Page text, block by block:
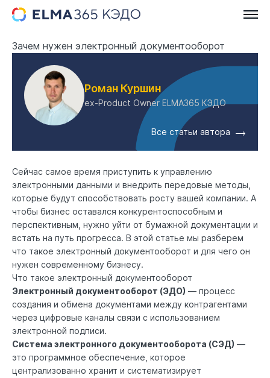
Зачем нужен электронный документооборот
Роман Куршин
ex-Product Owner ELMA365 КЭДО
Все статьи автора
Сейчас самое время приступить к управлению
электронными данными и внедрить передовые методы,
которые будут способствовать росту вашей компании. А
чтобы бизнес оставался конкурентоспособным и
перспективным, нужно уйти от бумажной документации и
встать на путь прогресса. В этой статье мы разберем
что такое электронный документооборот и для чего он
нужен современному бизнесу.
Что такое электронный документооборот
Электронный документооборот (ЭДО) — процесс
создания и обмена документами между контрагентами
через цифровые каналы связи с использованием
электронной подписи.
Система электронного документооборота (СЭД) —
это программное обеспечение, которое
централизованно хранит и систематизирует